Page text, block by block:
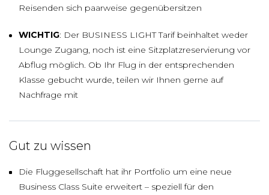
Reisenden sich paarweise gegenübersitzen
WICHTIG: Der BUSINESS LIGHT Tarif beinhaltet weder
Lounge Zugang, noch ist eine Sitzplatzreservierung vor
Abflug möglich. Ob Ihr Flug in der entsprechenden
Klasse gebucht wurde, teilen wir Ihnen gerne auf
Nachfrage mit
Gut zu wissen
Die Fluggesellschaft hat ihr Portfolio um eine neue
Business Class Suite erweitert – speziell für den